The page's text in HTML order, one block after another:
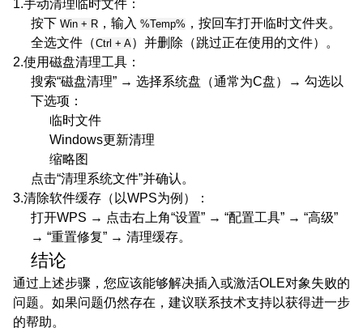
1.手动清理临时文件 ：
按下Win + R ，输入%Temp% ，按回车打开临时文件夹。
全选文件（Ctrl + A）并删除（跳过正在使用的文件）。
2.使用磁盘清理工具 ：
搜索“磁盘清理” → 选择系统盘（通常为C盘）→ 勾选以
下选项：
临时文件
Windows更新清理
缩略图
点击“清理系统文件”并确认。
3.清除软件缓存 （以WPS为例）：
打开WPS → 点击右上角“设置” → “配置工具” → “高级”
→ “重置修复” → 清理缓存。
结论
通过上述步骤，您应该能够解决插入或激活OLE对象失败的
问题。如果问题仍然存在，建议联系技术支持以获得进一步
的帮助。